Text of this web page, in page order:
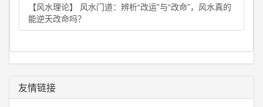
【风水理论】 风水门道：辨析“改运”与“改命”，风水真的
能逆天改命吗？
友情链接